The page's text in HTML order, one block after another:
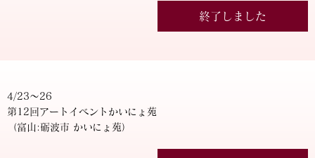
終了しました
4/23～26
第12回アートイベントかいにょ苑
（富山:砺波市 かいにょ苑）